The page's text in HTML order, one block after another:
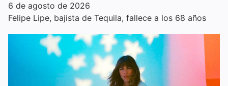
6 de agosto de 2026
Felipe Lipe, bajista de Tequila, fallece a los 68 años